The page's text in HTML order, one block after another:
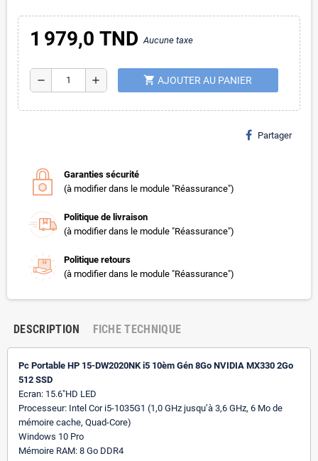
1 979,0 TNDAucune taxe
remove add shopping_cart AJOUTER AU PANIER
Partager
Garanties sécurité
(à modifier dans le module "Réassurance")
Politique de livraison
(à modifier dans le module "Réassurance")
Politique retours
(à modifier dans le module "Réassurance")
DESCRIPTION FICHE TECHNIQUE
Pc Portable HP 15-DW2020NK i5 10èm Gén 8Go NVIDIA MX330 2Go
512 SSD
Ecran: 15.6″HD LED
Processeur: Intel Cor i5-1035G1 (1,0 GHz jusqu’à 3,6 GHz, 6 Mo de
mémoire cache, Quad-Core)
Windows 10 Pro
Mémoire RAM: 8 Go DDR4